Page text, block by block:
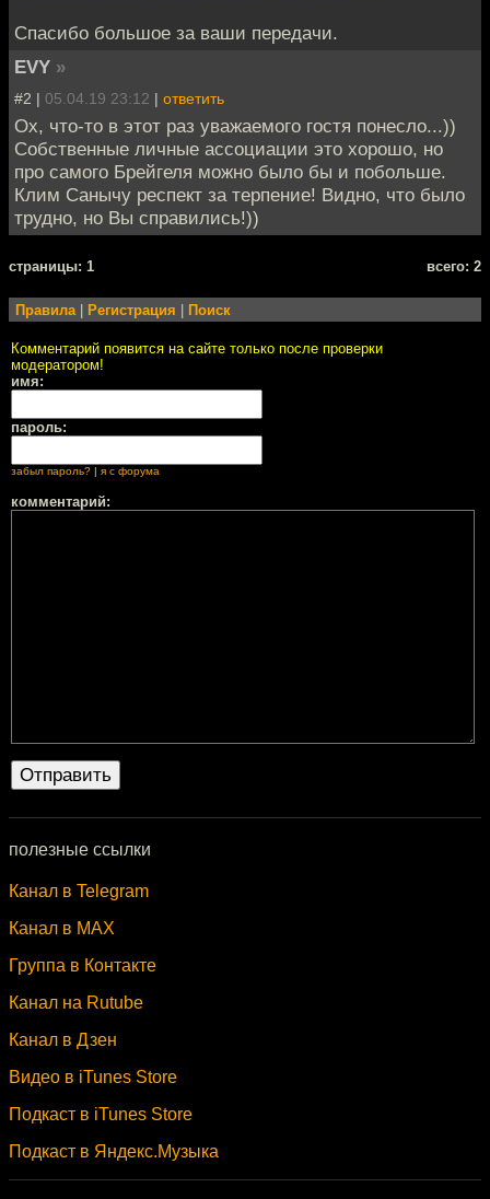
Спасибо большое за ваши передачи.
EVY »
#2 | 05.04.19 23:12 | ответить
Ох, что-то в этот раз уважаемого гостя понесло...))
Собственные личные ассоциации это хорошо, но
про самого Брейгеля можно было бы и побольше.
Клим Санычу респект за терпение! Видно, что было
трудно, но Вы справились!))
cтраницы: 1 всего: 2
Правила | Регистрация | Поиск
Комментарий появится на сайте только после проверки
модератором!
имя:
пароль:
забыл пароль? | я с форума
комментарий:
полезные ссылки
Канал в Telegram
Канал в MAX
Группа в Контакте
Канал на Rutube
Канал в Дзен
Видео в iTunes Store
Подкаст в iTunes Store
Подкаст в Яндекс.Музыка